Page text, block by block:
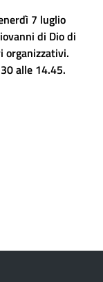
7 luglio
di Dio di
organizzativi.
alle 14.45.